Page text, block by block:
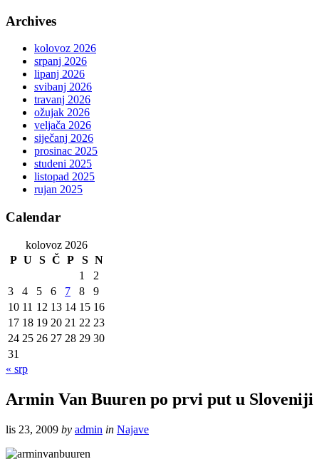
Archives
kolovoz 2026
srpanj 2026
lipanj 2026
svibanj 2026
travanj 2026
ožujak 2026
veljača 2026
siječanj 2026
prosinac 2025
studeni 2025
listopad 2025
rujan 2025
Calendar
kolovoz 2026
P U S Č P S N
1
2
3
4 5 6 7 8
9
10 11 12 13 14 15 16
17 18 19 20 21 22 23
24 25 26 27 28 29 30
31
« srp
Armin Van Buuren po prvi put u Sloveniji
lis 23, 2009 by admin in Najave